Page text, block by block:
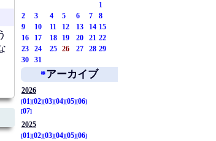
1
2
3 4 5 6 7
8
9
10 11 12 13 14 15
16
17 18 19 20 21 22
23
24 25 26 27 28 29
30
31
*アーカイブ
2026
01
02 03 04 05 06
07
2025
01
02 03 04 05 06